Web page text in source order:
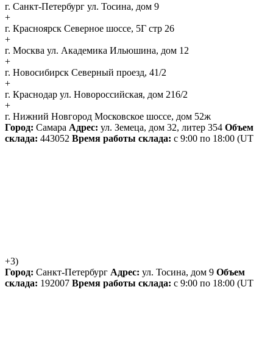
г. Санкт-Петербург ул. Тосина, дом 9
+
г. Красноярск Северное шоссе, 5Г стр 26
+
г. Москва ул. Академика Ильюшина, дом 12
+
г. Новосибирск Северный проезд, 41/2
+
г. Краснодар ул. Новороссийская, дом 216/2
+
г. Нижний Новгород Московское шоссе, дом 52ж
Город: Самара Адрес: ул. Земеца, дом 32, литер 354 Объем
склада: 443052 Время работы склада: с 9:00 по 18:00 (UT
+3)
Город: Санкт-Петербург Адрес: ул. Тосина, дом 9 Объем
склада: 192007 Время работы склада: с 9:00 по 18:00 (UT